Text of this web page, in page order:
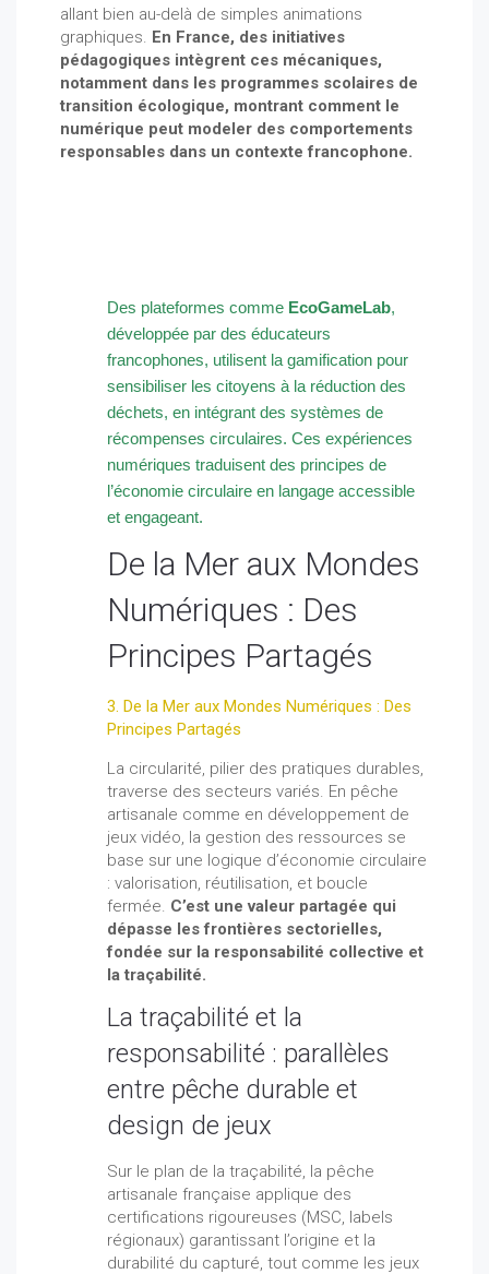
allant bien au-delà de simples animations
graphiques. En France, des initiatives
pédagogiques intègrent ces mécaniques,
notamment dans les programmes scolaires de
transition écologique, montrant comment le
numérique peut modeler des comportements
responsables dans un contexte francophone.
Des plateformes comme EcoGameLab,
développée par des éducateurs
francophones, utilisent la gamification pour
sensibiliser les citoyens à la réduction des
déchets, en intégrant des systèmes de
récompenses circulaires. Ces expériences
numériques traduisent des principes de
l’économie circulaire en langage accessible
et engageant.
De la Mer aux Mondes
Numériques : Des
Principes Partagés
3. De la Mer aux Mondes Numériques : Des
Principes Partagés
La circularité, pilier des pratiques durables,
traverse des secteurs variés. En pêche
artisanale comme en développement de
jeux vidéo, la gestion des ressources se
base sur une logique d’économie circulaire
: valorisation, réutilisation, et boucle
fermée. C’est une valeur partagée qui
dépasse les frontières sectorielles,
fondée sur la responsabilité collective et
la traçabilité.
La traçabilité et la
responsabilité : parallèles
entre pêche durable et
design de jeux
Sur le plan de la traçabilité, la pêche
artisanale française applique des
certifications rigoureuses (MSC, labels
régionaux) garantissant l’origine et la
durabilité du capturé, tout comme les jeux